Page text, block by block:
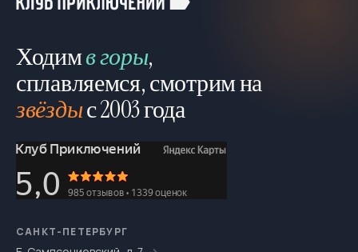
Ходимв горы,
сплавляемся, смотрим на
звёздыс 2003 года
САНКТ-ПЕТЕРБУРГ